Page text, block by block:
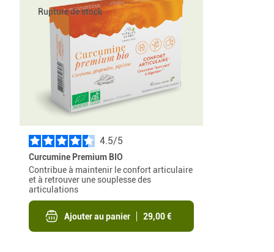
Rupture de stock
4.5/
Curcumine Premium BIO
Contribue à maintenir le confort articulaire
et à retrouver une souplesse des
articulations
Ajouter au panier 29,00 €